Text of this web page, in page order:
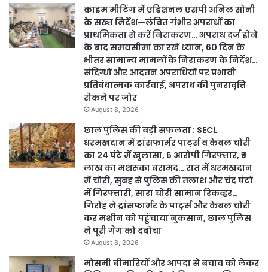
क्राइम मीटिंग में एडिशनल एसपी अनिल सोनी
के सख्त निर्देश—लंबित गंभीर अपराधों का
प्राथमिकता से करें निराकरण… अपराध दर्ज होने
के बाद समयसीमा का रखें ध्यान, 60 दिन के
भीतर सामान्य मामलों के निराकरण के निर्देश…
संदिग्धों और आदतन अपराधियों पर प्रभावी
प्रतिबंधात्मक कार्रवाई, अपराध की पुनरावृत्ति
रोकने पर जोर
August 8, 2026
छाल पुलिस की बड़ी सफलता : SECL
धरमखदान में ट्रांसफार्मर पार्ट्स व केबल चोरी
का 24 घंटे में खुलासा, 6 आरोपी गिरफ्तार, ₹3
लाख का मशरूका बरामद… रात में धरमखदान
में चोरी, सुबह से पुलिस की तलाश और चंद घंटों
में गिरफ्तारी, सारा चोरी सामान रिकव्हर…
गिरोह ने ट्रांसफार्मर के पार्ट्स और केबल चोरी
कर मशीन को पहुंचाया नुकसान, छाल पुलिस
ने पूरी गैंग को दबोचा
August 8, 2026
मौसमी बीमारियों और आपदा से बचाव को लेकर